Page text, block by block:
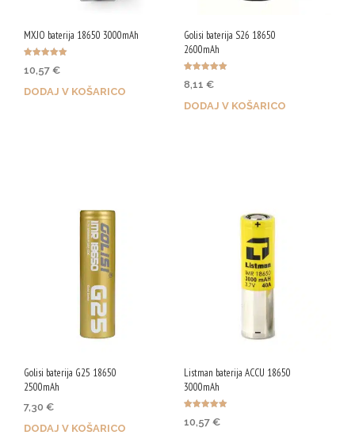
MXJO baterija 18650 3000mAh
5.00
10,57 €
DODAJ V KOŠARICO
Golisi baterija S26 18650
2600mAh
5.00
8,11 €
DODAJ V KOŠARICO
Golisi baterija G25 18650
2500mAh
7,30 €
DODAJ V KOŠARICO
Listman baterija ACCU 18650
3000mAh
5.00
10,57 €